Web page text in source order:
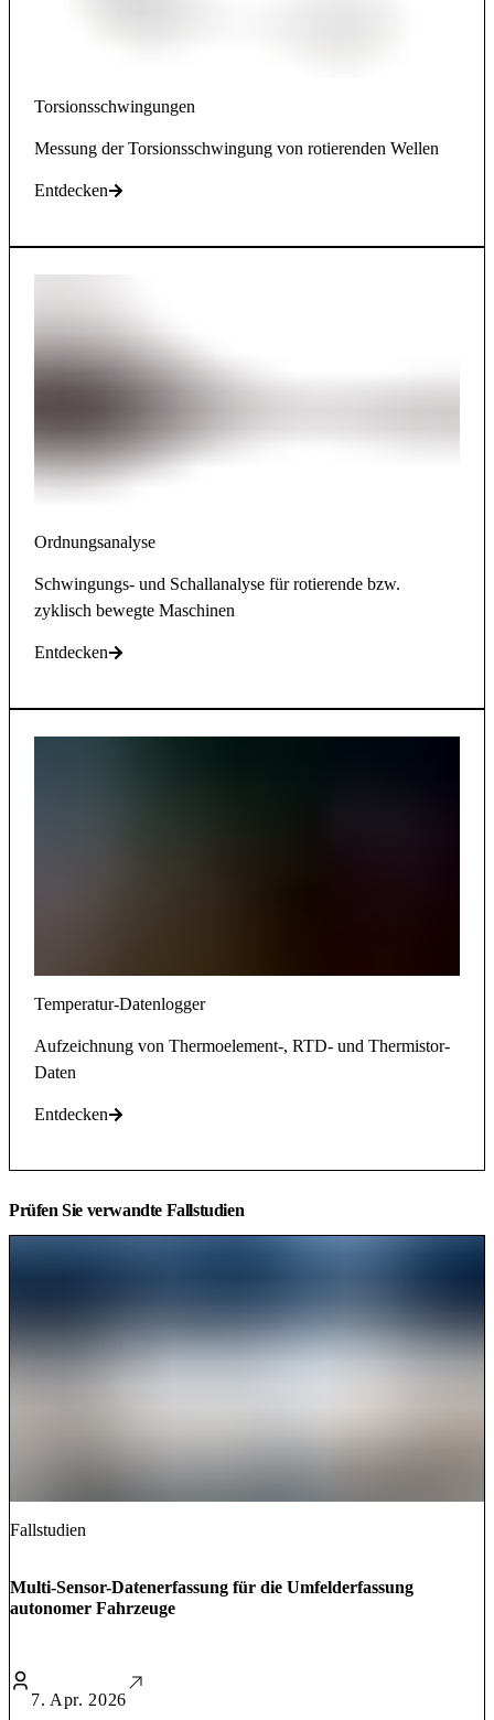
Torsionsschwingungen
Messung der Torsionsschwingung von rotierenden Wellen
Entdecken
Ordnungsanalyse
Schwingungs- und Schallanalyse für rotierende bzw.
zyklisch bewegte Maschinen
Entdecken
Temperatur-Datenlogger
Aufzeichnung von Thermoelement-, RTD- und Thermistor-
Daten
Entdecken
Prüfen Sie verwandte Fallstudien
Fallstudien
Multi-Sensor-Datenerfassung für die Umfelderfassung
autonomer Fahrzeuge
7. Apr. 2026